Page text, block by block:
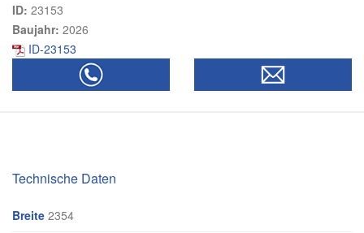
ID: 23153
Baujahr: 2026
ID-23153
Technische Daten
Breite 2354